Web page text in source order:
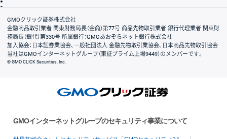
会社案内
GMOクリック証券株式会社
金融商品取引業者 関東財務局長（金商）第77号 商品先物取引業者 銀行代理業者 関東財
務局長（銀代）第330号 所属銀行：GMOあおぞらネット銀行株式会社
加入協会：日本証券業協会、一般社団法人 金融先物取引業協会、日本商品先物取引協会
当社はGMOインターネットグループ（東証プライム上場9449）のメンバーです。
© GMO CLICK Securities, Inc.
GMOインターネットグループのセキュリティ事業について